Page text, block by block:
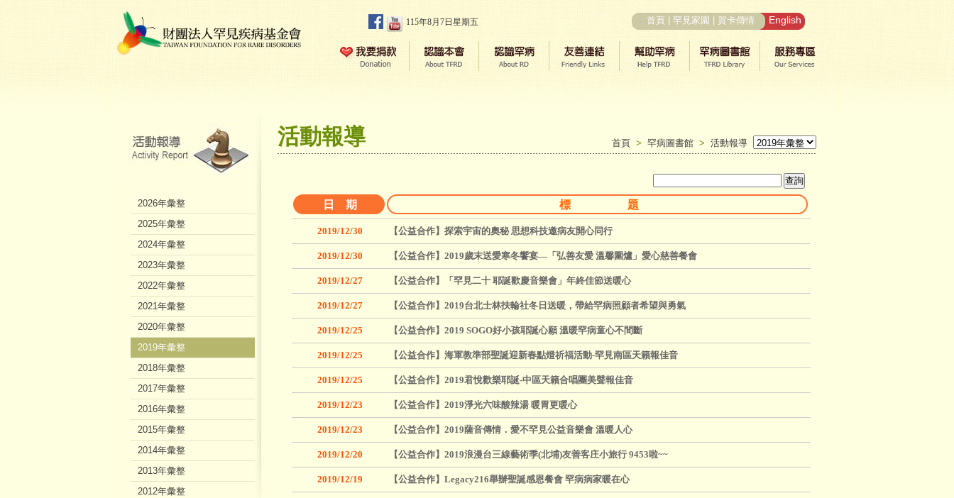
115年8月7日星期五 首頁 罕見家園 賀卡傳情 English
活動報導 首頁 > 罕病圖書館 > 活動報導
日 期 標 題
2019/12/30 【公益合作】探索宇宙的奧秘 思想科技邀病友開心同行
2019/12/30 【公益合作】2019歲末送愛寒冬饗宴—「弘善友愛 溫馨圍爐」愛心慈善餐會
2019/12/27 【公益合作】「罕見二十 耶誕歡慶音樂會」年終佳節送暖心
2019/12/27 【公益合作】2019台北士林扶輪社冬日送暖，帶給罕病照顧者希望與勇氣
2019/12/25 【公益合作】2019 SOGO好小孩耶誕心願 溫暖罕病童心不間斷
2019/12/25 【公益合作】海軍教準部聖誕迎新春點燈祈福活動-罕見南區天籟報佳音
2019/12/25 【公益合作】2019君悅歡樂耶誕-中區天籟合唱團美聲報佳音
2019/12/23 【公益合作】2019淨光六味酸辣湯 暖胃更暖心
2019/12/23 【公益合作】2019薩音傳情．愛不罕見公益音樂會 溫暖人心
2019/12/20 【公益合作】2019浪漫台三線藝術季(北埔)友善客庄小旅行 9453啦~~
2019/12/19 【公益合作】Legacy216舉辦聖誕感恩餐會 罕病病家暖在心
2026年彙整
2025年彙整
2024年彙整
2023年彙整
2022年彙整
2021年彙整
2020年彙整
2019年彙整
2018年彙整
2017年彙整
2016年彙整
2015年彙整
2014年彙整
2013年彙整
2012年彙整